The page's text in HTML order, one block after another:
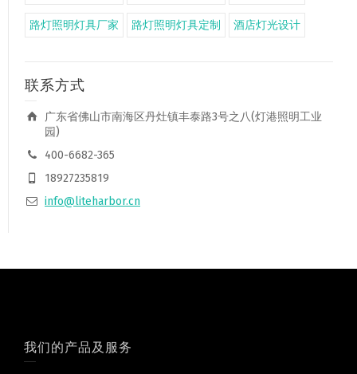
路灯照明灯具厂家 路灯照明灯具定制 酒店灯光设计
联系方式
广东省佛山市南海区丹灶镇丰泰路3号之八(灯港照明工业
园)
400-6682-365
18927235819
info@liteharbor.cn
我们的产品及服务